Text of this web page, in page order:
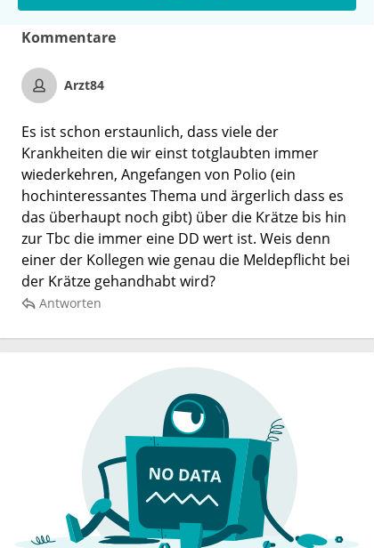
Kommentare
Arzt84
Es ist schon erstaunlich, dass viele der
Krankheiten die wir einst totglaubten immer
wiederkehren, Angefangen von Polio (ein
hochinteressantes Thema und ärgerlich dass es
das überhaupt noch gibt) über die Krätze bis hin
zur Tbc die immer eine DD wert ist. Weis denn
einer der Kollegen wie genau die Meldepflicht bei
der Krätze gehandhabt wird?
Antworten